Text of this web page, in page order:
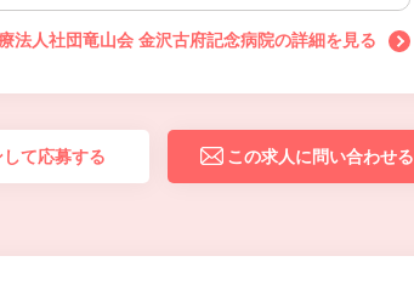
法人社団竜山会 金沢古府記念病院の詳細を見る
して応募する この求人に問い合わせる